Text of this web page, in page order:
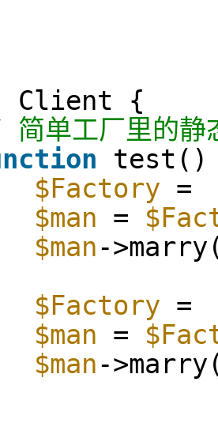
Client {
单工厂里的静
$Factory
$man =
$man-
$Factory
$man =
$man-